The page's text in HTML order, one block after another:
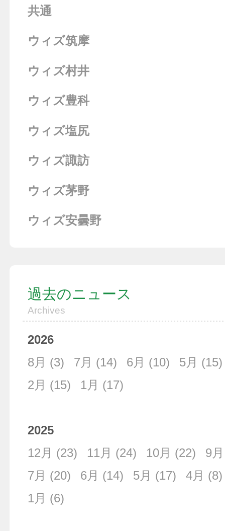
共通
ウィズ筑摩
ウィズ村井
ウィズ豊科
ウィズ塩尻
ウィズ諏訪
ウィズ茅野
ウィズ安曇野
過去のニュース
Archives
2026
8月 (3) 7月 (14) 6月 (10) 5月 (15)
2月 (15) 1月 (17)
2025
12月 (23) 11月 (24) 10月 (22) 9月
7月 (20) 6月 (14) 5月 (17) 4月 (8)
1月 (6)